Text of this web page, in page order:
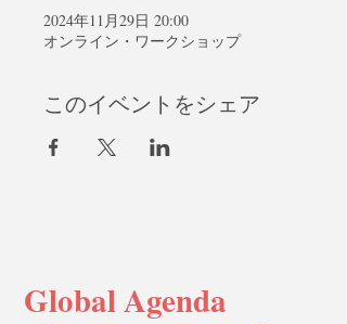
2024年11月29日 20:00
オンライン・ワークショップ
このイベントをシェア
Global Agenda